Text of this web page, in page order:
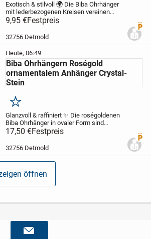
Exotisch & stilvoll 🌍 Die Biba Ohrhänger
mit lederbezogenen Kreisen vereinen
modernes Design mit Einflüssen des
African Styles. Ausdrucksstark und
inspiriert von Wildlife-Elementen, bringen
9,95 €Festpreis
32756 Detmold
Heute, 06:49
Biba Ohrhängern Roségold
ornamentalem Anhänger Crystal-
Stein
Merken
Glanzvoll & raffiniert ✨ Die roségoldenen
Biba Ohrhänger in ovaler Form sind
kunstvoll mit funkelnden Crystals in Grau,
Schwarz und Silber besetzt. Ihr luxuriöses
Design macht sie zum perfekten...
17,50 €Festpreis
32756 Detmold
öffnen